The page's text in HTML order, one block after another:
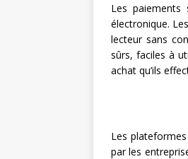
Les
électronique.
lecteur sans
sûrs, faciles à
achat qu’ils
Les
par les